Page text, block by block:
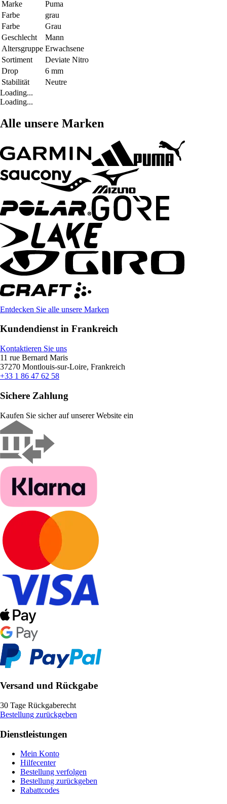
Marke
Puma
Farbe
grau
Farbe
Grau
Geschlecht
Mann
Altersgruppe Erwachsene
Sortiment
Deviate Nitro
Drop
6 mm
Stabilität
Neutre
Loading...
Loading...
Alle unsere Marken
Entdecken Sie alle unsere Marken
Kundendienst in Frankreich
Kontaktieren Sie uns
11 rue Bernard Maris
37270 Montlouis-sur-Loire, Frankreich
+33 1 86 47 62 58
Sichere Zahlung
Kaufen Sie sicher auf unserer Website ein
Versand und Rückgabe
30 Tage Rückgaberecht
Bestellung zurückgeben
Dienstleistungen
Mein Konto
Hilfecenter
Bestellung verfolgen
Bestellung zurückgeben
Rabattcodes